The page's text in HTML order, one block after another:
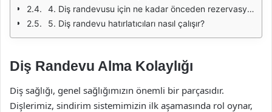
4. Diş randevusu için ne kadar önceden rezervasyon yapmalıyım?
5. Diş randevu hatırlatıcıları nasıl çalışır?
Diş Randevu Alma Kolaylığı
Diş sağlığı, genel sağlığımızın önemli bir parçasıdır.
Dişlerimiz, sindirim sistemimizin ilk aşamasında rol oynar,